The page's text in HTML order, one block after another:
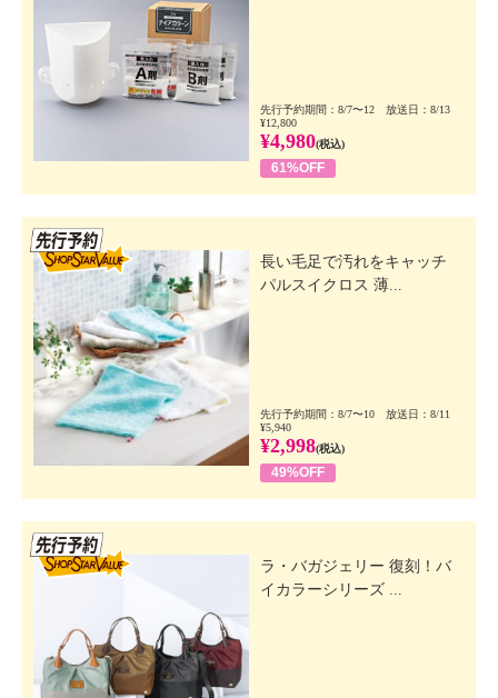
先行予約期間：8/7〜12 放送日：8/13
¥12,800
¥4,980(税込)
61%OFF
長い毛足で汚れをキャッチ
パルスイクロス 薄...
先行予約期間：8/7〜10 放送日：8/11
¥5,940
¥2,998(税込)
49%OFF
ラ・バガジェリー 復刻！バ
イカラーシリーズ ...